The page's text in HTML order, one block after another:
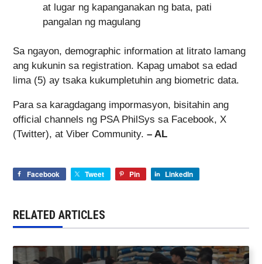
at lugar ng kapanganakan ng bata, pati
pangalan ng magulang
Sa ngayon, demographic information at litrato lamang
ang kukunin sa registration. Kapag umabot sa edad
lima (5) ay tsaka kukumpletuhin ang biometric data.
Para sa karagdagang impormasyon, bisitahin ang
official channels ng PSA PhilSys sa Facebook, X
(Twitter), at Viber Community. – AL
Facebook Tweet Pin LinkedIn
RELATED ARTICLES